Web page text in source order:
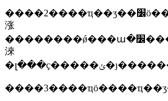
����2����ҵ��ʒ��׼ӧ�����ϲ��ҷ��ɡ�����ĺ
涨
��������ǿ���ա�׼��ִ�����׼�ľṹ����ʽҫ����gb/t1.1����׼�����������1���֣���׼�ľṹ�ͱ�д���򡷺�gb/t1.2����׼�����������2���֣���׼�й
淶